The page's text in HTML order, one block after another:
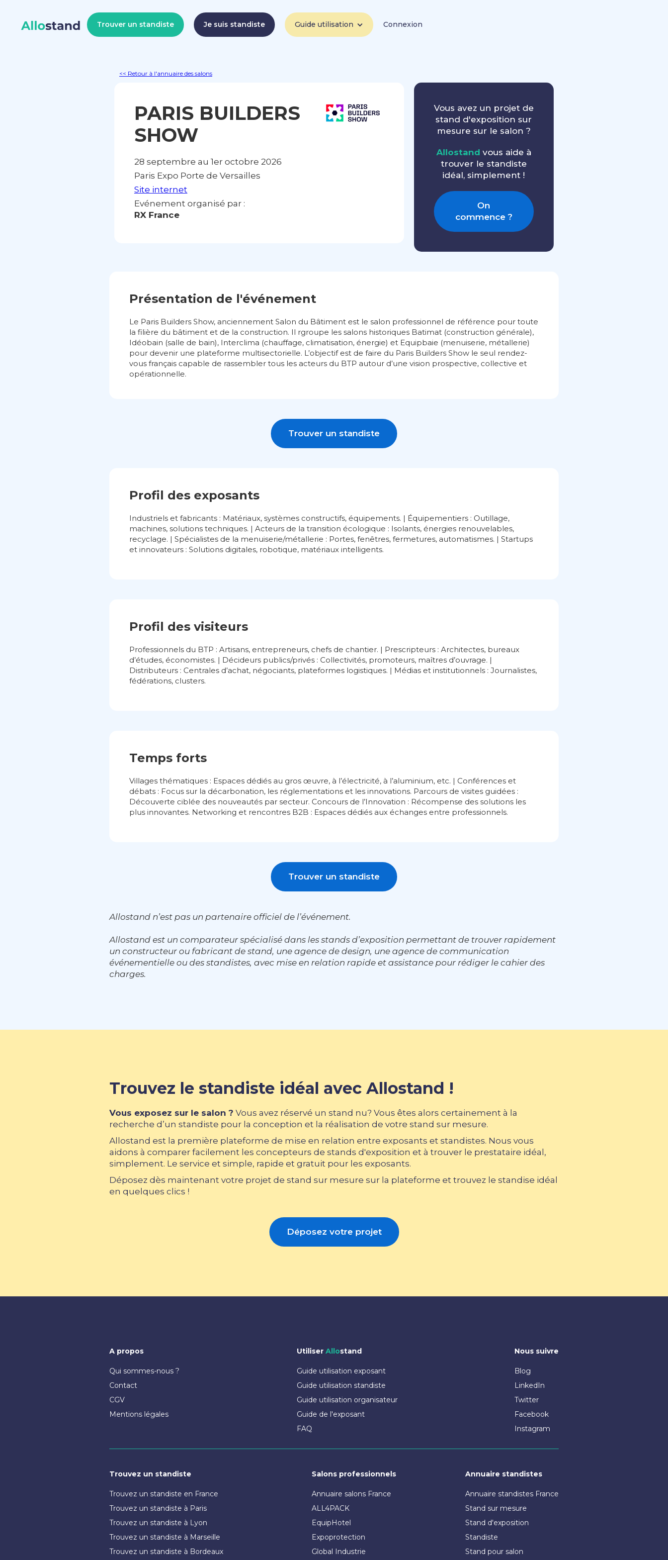
Trouver un standiste Je suis standiste Guide utilisation Connexion
<< Retour à l'annuaire des salons
PARIS BUILDERS
SHOW
28 septembre au 1er octobre 2026
Paris Expo Porte de Versailles
Site internet
Evénement organisé par :
RX France
Vous avez un projet de
stand d'exposition sur
mesure sur le salon ?
Allostand vous aide à
trouver le standiste
idéal, simplement !
On
commence ?
Présentation de l'événement
Le Paris Builders Show, anciennement Salon du Bâtiment est le salon professionnel de référence pour toute
la filière du bâtiment et de la construction. Il rgroupe les salons historiques Batimat (construction générale),
Idéobain (salle de bain), Interclima (chauffage, climatisation, énergie) et Equipbaie (menuiserie, métallerie)
pour devenir une plateforme multisectorielle. L’objectif est de faire du Paris Builders Show le seul rendez-
vous français capable de rassembler tous les acteurs du BTP autour d’une vision prospective, collective et
opérationnelle.
Trouver un standiste
Profil des exposants
Industriels et fabricants : Matériaux, systèmes constructifs, équipements. | Équipementiers : Outillage,
machines, solutions techniques. | Acteurs de la transition écologique : Isolants, énergies renouvelables,
recyclage. | Spécialistes de la menuiserie/métallerie : Portes, fenêtres, fermetures, automatismes. | Startups
et innovateurs : Solutions digitales, robotique, matériaux intelligents.
Profil des visiteurs
Professionnels du BTP : Artisans, entrepreneurs, chefs de chantier. | Prescripteurs : Architectes, bureaux
d’études, économistes. | Décideurs publics/privés : Collectivités, promoteurs, maîtres d’ouvrage. |
Distributeurs : Centrales d’achat, négociants, plateformes logistiques. | Médias et institutionnels : Journalistes,
fédérations, clusters.
Temps forts
Villages thématiques : Espaces dédiés au gros œuvre, à l’électricité, à l’aluminium, etc. | Conférences et
débats : Focus sur la décarbonation, les réglementations et les innovations. Parcours de visites guidées :
Découverte ciblée des nouveautés par secteur. Concours de l’Innovation : Récompense des solutions les
plus innovantes. Networking et rencontres B2B : Espaces dédiés aux échanges entre professionnels.
Trouver un standiste
Allostand n’est pas un partenaire officiel de l’événement.
Allostand est un comparateur spécialisé dans les stands d’exposition permettant de trouver rapidement
un constructeur ou fabricant de stand, une agence de design, une agence de communication
événementielle ou des standistes, avec mise en relation rapide et assistance pour rédiger le cahier des
charges.
Trouvez le standiste idéal avec Allostand !
Vous exposez sur le salon ? Vous avez réservé un stand nu? Vous êtes alors certainement à la
recherche d’un standiste pour la conception et la réalisation de votre stand sur mesure.
Allostand est la première plateforme de mise en relation entre exposants et standistes. Nous vous
aidons à comparer facilement les concepteurs de stands d'exposition et à trouver le prestataire idéal,
simplement. Le service et simple, rapide et gratuit pour les exposants.
Déposez dès maintenant votre projet de stand sur mesure sur la plateforme et trouvez le standise idéal
en quelques clics !
Déposez votre projet
A propos
Qui sommes-nous ?
Contact
CGV
Mentions légales
Utiliser Allostand
Guide utilisation exposant
Guide utilisation standiste
Guide utilisation organisateur
Guide de l'exposant
FAQ
Nous suivre
Blog
LinkedIn
Twitter
Facebook
Instagram
Trouvez un standiste
Trouvez un standiste en France
Trouvez un standiste à Paris
Trouvez un standiste à Lyon
Trouvez un standiste à Marseille
Trouvez un standiste à Bordeaux
Salons professionnels
Annuaire salons France
ALL4PACK
EquipHotel
Expoprotection
Global Industrie
Annuaire standistes
Annuaire standistes France
Stand sur mesure
Stand d'exposition
Standiste
Stand pour salon